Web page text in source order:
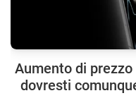
Aumento di
dovresti